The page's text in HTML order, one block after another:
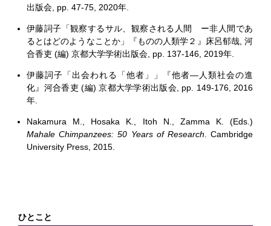
出版会, pp. 47-75, 2020年.
伊藤詞子「観察するサル、観察される人間 ー非人間であ
るとはどのようなことか」『ものの人類学２』床呂郁哉, 河
合香吏 (編) 京都大学学術出版会, pp. 137-146, 2019年.
伊藤詞子「出会われる「他者」」『他者―人類社会の進
化』河合香吏 (編) 京都大学学術出版会, pp. 149-176, 2016
年.
Nakamura M., Hosaka K., Itoh N., Zamma K. (Eds.)
Mahale Chimpanzees: 50 Years of Research . Cambridge
University Press, 2015.
ひとこと